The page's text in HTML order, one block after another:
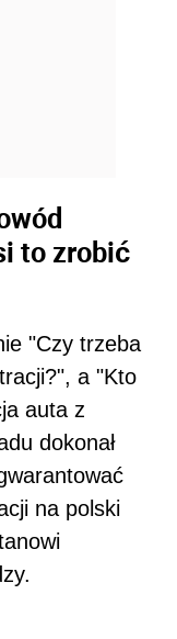
to zrobić
"Czy trzeba
a "Kto
auta z
dokonał
na polski